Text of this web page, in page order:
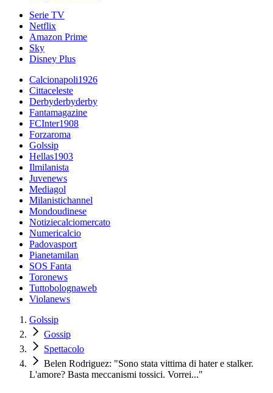
Serie TV
Netflix
Amazon Prime
Sky
Disney Plus
Calcionapoli1926
Cittaceleste
Derbyderbyderby
Fantamagazine
FCInter1908
Forzaroma
Golssip
Hellas1903
Ilmilanista
Juvenews
Mediagol
Milanistichannel
Mondoudinese
Notiziecalciomercato
Numericalcio
Padovasport
Pianetamilan
SOS Fanta
Toronews
Tuttobolognaweb
Violanews
Golssip
Gossip
Spettacolo
Belen Rodriguez: "Sono stata vittima di hater e stalker.
L'amore? Basta meccanismi tossici. Vorrei..."